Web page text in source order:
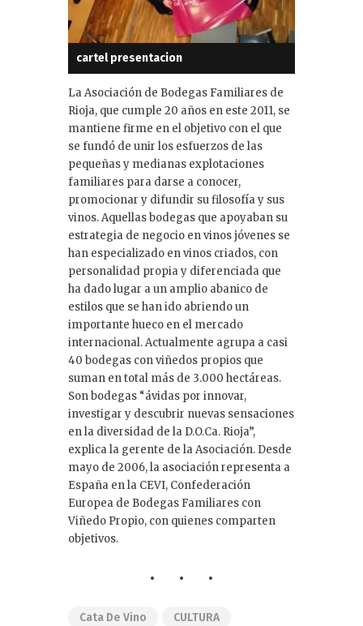
cartel presentacion
La Asociación de Bodegas Familiares de
Rioja, que cumple 20 años en este 2011, se
mantiene firme en el objetivo con el que
se fundó de unir los esfuerzos de las
pequeñas y medianas explotaciones
familiares para darse a conocer,
promocionar y difundir su filosofía y sus
vinos. Aquellas bodegas que apoyaban su
estrategia de negocio en vinos jóvenes se
han especializado en vinos criados, con
personalidad propia y diferenciada que
ha dado lugar a un amplio abanico de
estilos que se han ido abriendo un
importante hueco en el mercado
internacional. Actualmente agrupa a casi
40 bodegas con viñedos propios que
suman en total más de 3.000 hectáreas.
Son bodegas “ávidas por innovar,
investigar y descubrir nuevas sensaciones
en la diversidad de la D.O.Ca. Rioja”,
explica la gerente de la Asociación. Desde
mayo de 2006, la asociación representa a
España en la CEVI, Confederación
Europea de Bodegas Familiares con
Viñedo Propio, con quienes comparten
objetivos.
Cata De Vino CULTURA